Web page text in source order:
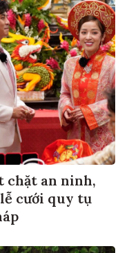
chặt an ninh,
cưới quy tụ